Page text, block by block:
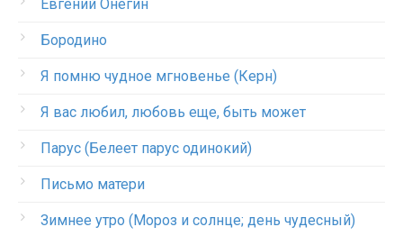
Евгений Онегин
Бородино
Я помню чудное мгновенье (Керн)
Я вас любил, любовь еще, быть может
Парус (Белеет парус одинокий)
Письмо матери
Зимнее утро (Мороз и солнце; день чудесный)